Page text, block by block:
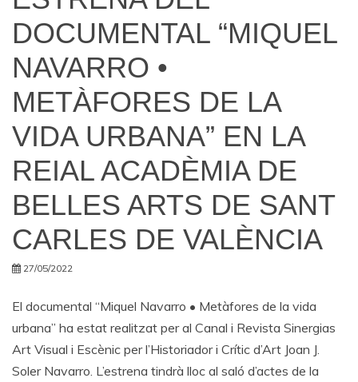
DOCUMENTAL “MIQUEL
NAVARRO •
METÀFORES DE LA
VIDA URBANA” EN LA
REIAL ACADÈMIA DE
BELLES ARTS DE SANT
CARLES DE VALÈNCIA
27/05/2022
El documental “Miquel Navarro • Metàfores de la vida
urbana” ha estat realitzat per al Canal i Revista Sinergias
Art Visual i Escènic per l’Historiador i Crític d’Art Joan J.
Soler Navarro. L’estrena tindrà lloc al saló d’actes de la